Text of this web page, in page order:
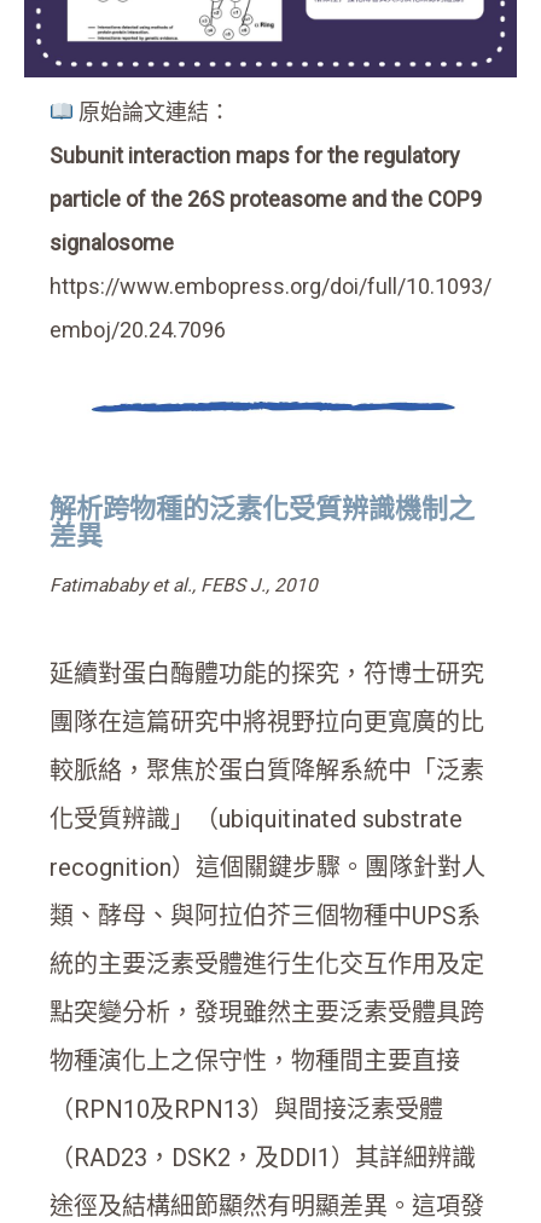
原始論文連結：
Subunit interaction maps for the regulatory
particle of the 26S proteasome and the COP9
signalosome
https://www.embopress.org/doi/full/10.1093/
emboj/20.24.7096
解析跨物種的泛素化受質辨識機制之
差異
Fatimababy et al., FEBS J., 2010
延續對蛋白酶體功能的探究，符博士研究
團隊在這篇研究中將視野拉向更寬廣的比
較脈絡，聚焦於蛋白質降解系統中「泛素
化受質辨識」（ubiquitinated substrate
recognition）這個關鍵步驟。團隊針對人
類、酵母、與阿拉伯芥三個物種中UPS系
統的主要泛素受體進行生化交互作用及定
點突變分析，發現雖然主要泛素受體具跨
物種演化上之保守性，物種間主要直接
（RPN10及RPN13）與間接泛素受體
（RAD23，DSK2，及DDI1）其詳細辨識
途徑及結構細節顯然有明顯差異。這項發